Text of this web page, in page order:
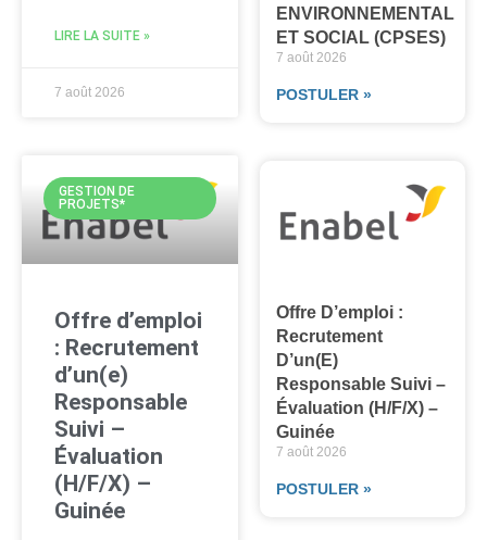
LIRE LA SUITE »
7 août 2026
GESTION DE
PROJETS*
Offre d’emploi
: Recrutement
d’un(e)
Responsable
Suivi –
Évaluation
(H/F/X) –
Guinée
ENVIRONNEMENTAL
ET SOCIAL (CPSES)
7 août 2026
POSTULER »
Offre D’emploi :
Recrutement
D’un(e)
Responsable Suivi –
Évaluation (H/F/X) –
Guinée
7 août 2026
POSTULER »